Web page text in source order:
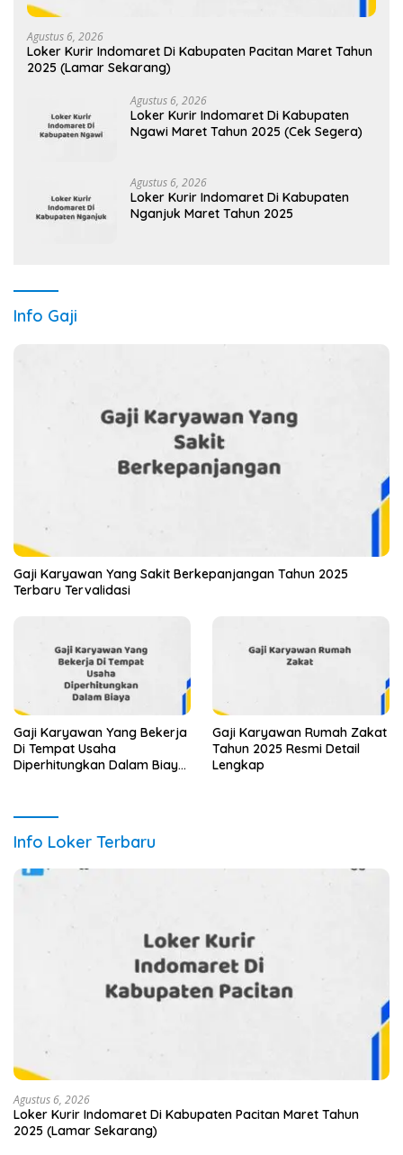
Agustus 6, 2026
Loker Kurir Indomaret Di Kabupaten Pacitan Maret Tahun
2025 (Lamar Sekarang)
Agustus 6, 2026
Loker Kurir Indomaret Di Kabupaten
Ngawi Maret Tahun 2025 (Cek Segera)
Agustus 6, 2026
Loker Kurir Indomaret Di Kabupaten
Nganjuk Maret Tahun 2025
Info Gaji
Gaji Karyawan Yang Sakit Berkepanjangan Tahun 2025
Terbaru Tervalidasi
Gaji Karyawan Yang Bekerja
Di Tempat Usaha
Diperhitungkan Dalam Biaya
Gaji Karyawan Rumah Zakat
Tahun 2025 Resmi Detail
Lengkap
Info Loker Terbaru
Agustus 6, 2026
Loker Kurir Indomaret Di Kabupaten Pacitan Maret Tahun
2025 (Lamar Sekarang)